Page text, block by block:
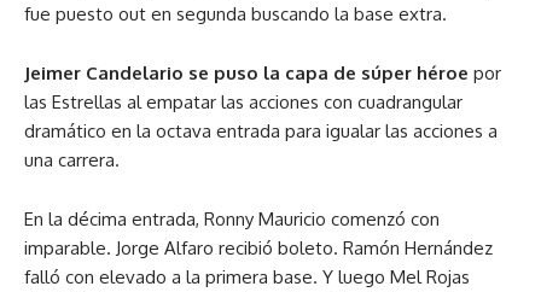
fue puesto out en segunda buscando la base extra.
Jeimer Candelario se puso la capa de súper héroe por
las Estrellas al empatar las acciones con cuadrangular
dramático en la octava entrada para igualar las acciones a
una carrera.
En la décima entrada, Ronny Mauricio comenzó con
imparable. Jorge Alfaro recibió boleto. Ramón Hernández
falló con elevado a la primera base. Y luego Mel Rojas